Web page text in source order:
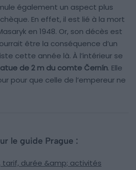
également un aspect plus
En effet, il est lié à la mort
en 1948. Or, son décès est
être la conséquence d’un
cette année là. À l’intérieur se
de 2 m du comte Černín. Elle
pour que celle de l’empereur ne
le guide Prague :
tarif, durée &amp; activités